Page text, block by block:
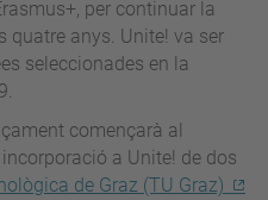
per continuar la
quatre anys. Unite! va ser
seleccionades en la
començarà al
a Unite! de dos
de Graz (TU Graz)